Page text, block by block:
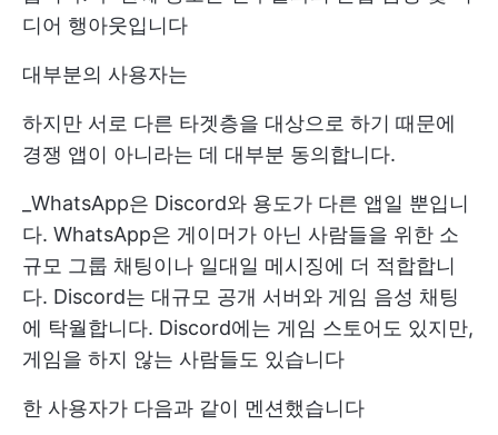
디어 행아웃입니다
대부분의 사용자는
하지만 서로 다른 타겟층을 대상으로 하기 때문에
경쟁 앱이 아니라는 데 대부분 동의합니다.
_WhatsApp은 Discord와 용도가 다른 앱일 뿐입니
다. WhatsApp은 게이머가 아닌 사람들을 위한 소
규모 그룹 채팅이나 일대일 메시징에 더 적합합니
다. Discord는 대규모 공개 서버와 게임 음성 채팅
에 탁월합니다. Discord에는 게임 스토어도 있지만,
게임을 하지 않는 사람들도 있습니다
한 사용자가 다음과 같이 멘션했습니다